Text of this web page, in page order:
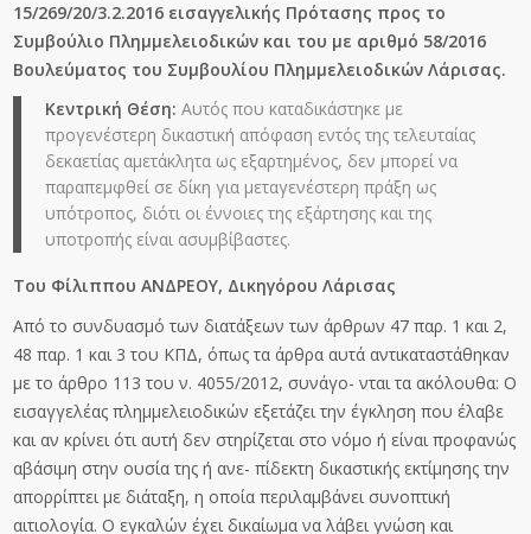
15/269/20/3.2.2016 εισαγγελικής Πρότασης προς το
Συμβούλιο Πλημμελειοδικών και του με αριθμό 58/2016
Βουλεύματος του Συμβουλίου Πλημμελειοδικών Λάρισας.
Κεντρική Θέση: Αυτός που καταδικάστηκε με
προγενέστερη δικαστική απόφαση εντός της τελευταίας
δεκαετίας αμετάκλητα ως εξαρτημένος, δεν μπορεί να
παραπεμφθεί σε δίκη για μεταγενέστερη πράξη ως
υπότροπος, διότι οι έννοιες της εξάρτησης και της
υποτροπής είναι ασυμβίβαστες.
Του Φίλιππου ΑΝΔΡΕΟΥ, Δικηγόρου Λάρισας
Από το συνδυασμό των διατάξεων των άρθρων 47 παρ. 1 και 2,
48 παρ. 1 και 3 του ΚΠΔ, όπως τα άρθρα αυτά αντικαταστάθηκαν
με το άρθρο 113 του ν. 4055/2012, συνάγο- νται τα ακόλουθα: Ο
εισαγγελέας πλημμελειοδικών εξετάζει την έγκληση που έλαβε
και αν κρίνει ότι αυτή δεν στηρίζεται στο νόμο ή είναι προφανώς
αβάσιμη στην ουσία της ή ανε- πίδεκτη δικαστικής εκτίμησης την
απορρίπτει με διάταξη, η οποία περιλαμβάνει συνοπτική
αιτιολογία. Ο εγκαλών έχει δικαίωμα να λάβει γνώση και